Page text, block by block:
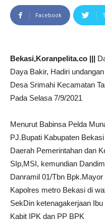
Facebook
Bekasi,Koranpelita.co |||
Daya Bakir, Hadiri
Desa Srimahi Kecamatan
Pada Selasa 7/9/2021
Menurut Babinsa Pelda
PJ.Bupati Kabupaten
Daerah Pemerintahan dan
SIp,MSI, kemundian
Danramil 01/Tbn
Kapolres metro Bekasi di
SekDin ketenagakerjaan
Kabit IPK dan PP BPK